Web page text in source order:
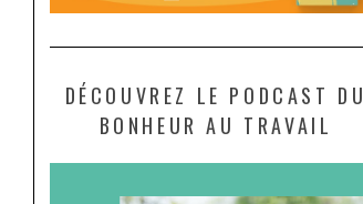
DÉCOUVREZ LE PODCAST DU
BONHEUR AU TRAVAIL